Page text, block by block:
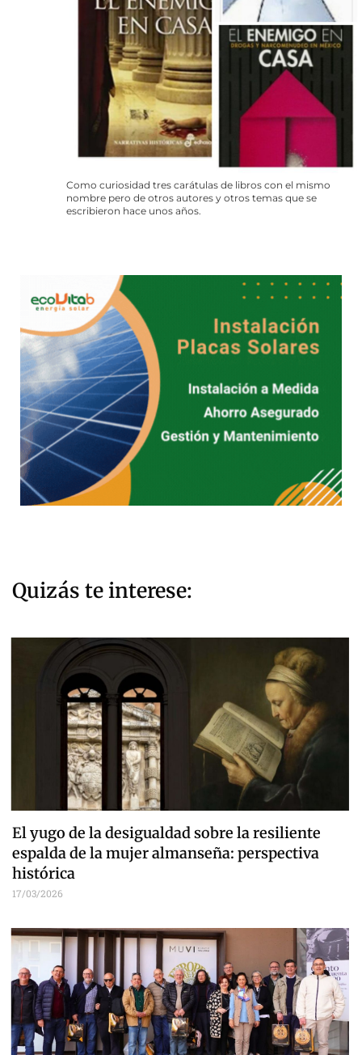
Como curiosidad tres carátulas de libros con el mismo
nombre pero de otros autores y otros temas que se
escribieron hace unos años.
Quizás te interese:
El yugo de la desigualdad sobre la resiliente
espalda de la mujer almanseña: perspectiva
histórica
17/03/2026